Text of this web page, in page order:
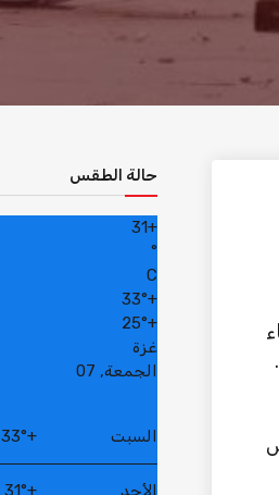
حالة الطقس
+
31
°
C
+
33°
+
25°
غزة
الجمعة, 07
السبت +
33°
الأحد +
31°